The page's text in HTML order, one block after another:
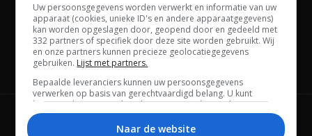
Channels
Uw persoonsgegevens worden verwerkt en informatie van uw
apparaat (cookies, unieke ID's en andere apparaatgegevens)
kan worden opgeslagen door, geopend door en gedeeld met
332 partners of specifiek door deze site worden gebruikt. Wij
en onze partners kunnen precieze geolocatiegegevens
gebruiken. Lijst met partners.
Bepaalde leveranciers kunnen uw persoonsgegevens
verwerken op basis van gerechtvaardigd belang. U kunt
hiertegen bezwaar maken door uw opties hieronder te
beheren. Zoek onderaan deze pagina of in het sitemenu naar
een link om uw toestemming te beheren of in te trekken via de
Naar de website